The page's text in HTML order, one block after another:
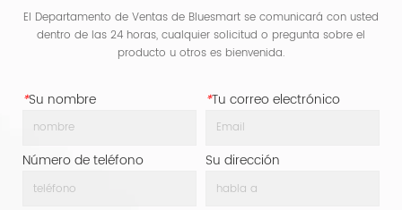
El Departamento de Ventas de Bluesmart se comunicará con usted
dentro de las 24 horas, cualquier solicitud o pregunta sobre el
producto u otros es bienvenida.
*Su nombre *Tu correo electrónico
Número de teléfono Su dirección